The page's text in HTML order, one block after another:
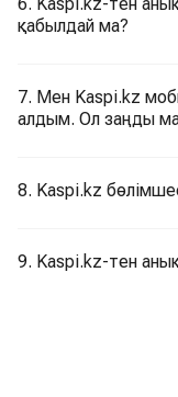
қабылдай ма?
7. Мен Kaspi.kz
алдым. Ол заңды
8. Kaspi.kz
9. Kaspi.kz-тен